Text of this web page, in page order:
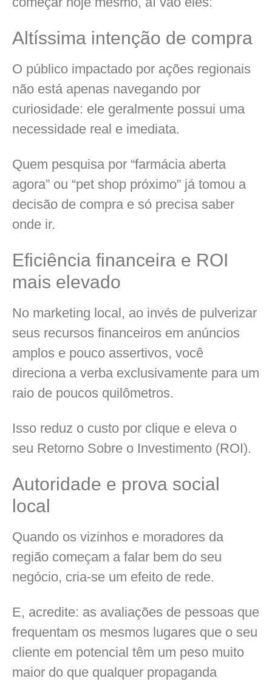
Altíssima intenção de compra
O público impactado por ações regionais
não está apenas navegando por
curiosidade: ele geralmente possui uma
necessidade real e imediata.
Quem pesquisa por “farmácia aberta
agora” ou “pet shop próximo” já tomou a
decisão de compra e só precisa saber
onde ir.
Eficiência financeira e ROI
mais elevado
No marketing local, ao invés de pulverizar
seus recursos financeiros em anúncios
amplos e pouco assertivos, você
direciona a verba exclusivamente para um
raio de poucos quilômetros.
Isso reduz o custo por clique e eleva o
seu Retorno Sobre o Investimento (ROI).
Autoridade e prova social
local
Quando os vizinhos e moradores da
região começam a falar bem do seu
negócio, cria-se um efeito de rede.
E, acredite: as avaliações de pessoas que
frequentam os mesmos lugares que o seu
cliente em potencial têm um peso muito
maior do que qualquer propaganda